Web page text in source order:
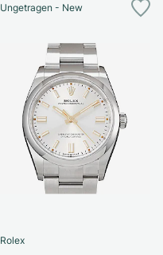
Ungetragen - New
Rolex